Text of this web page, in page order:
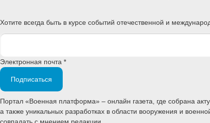
Хотите всегда быть в курсе событий отечественной и
Электронная почта *
Подписаться
Портал «Военная платформа» – онлайн газета, где собрана
а также уникальных разработках в области вооружения и
совпадать с мнением редакции.